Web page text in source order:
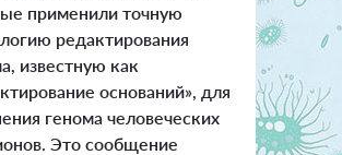
применили точную
редактирования
известную как
оснований», для
генома человеческих
Это сообщение